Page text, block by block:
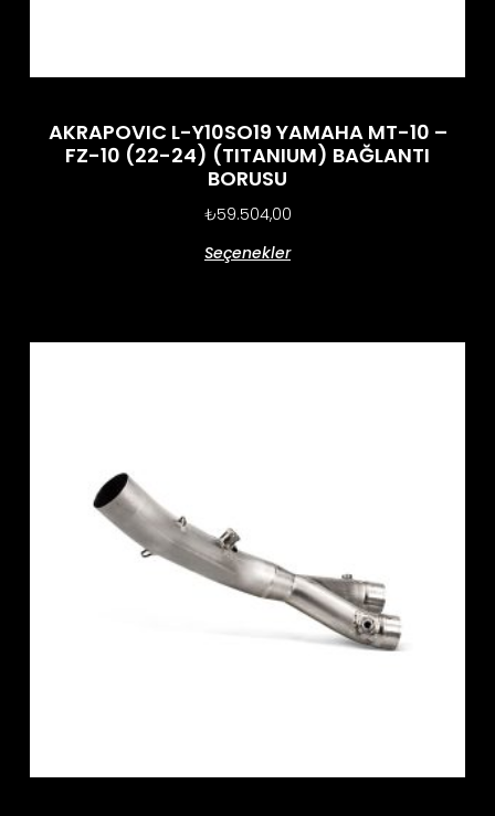
AKRAPOVIC L-Y10SO19 YAMAHA MT-10 –
FZ-10 (22-24) (TITANIUM) BAĞLANTI
BORUSU
₺59.504,00
Seçenekler